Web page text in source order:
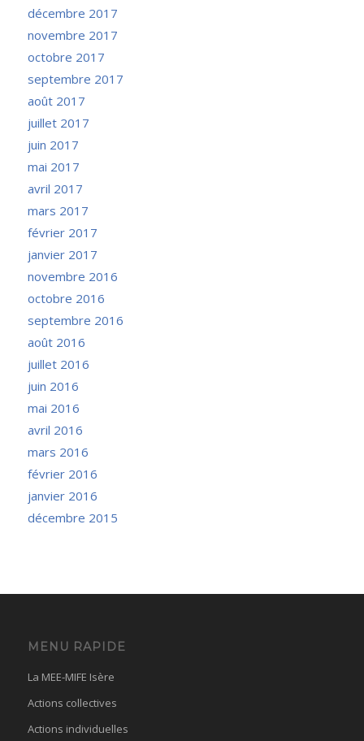
décembre 2017
novembre 2017
octobre 2017
septembre 2017
août 2017
juillet 2017
juin 2017
mai 2017
avril 2017
mars 2017
février 2017
janvier 2017
novembre 2016
octobre 2016
septembre 2016
août 2016
juillet 2016
juin 2016
mai 2016
avril 2016
mars 2016
février 2016
janvier 2016
décembre 2015
MENU RAPIDE
La MEE-MIFE Isère
Actions collectives
Actions individuelles